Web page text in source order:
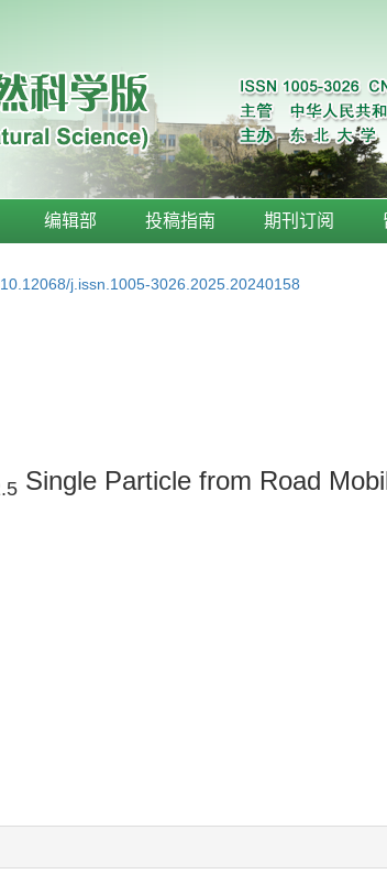
编辑部 投稿指南 期刊订阅
10.12068/j.issn.1005-3026.2025.20240158
Single Particle from Road